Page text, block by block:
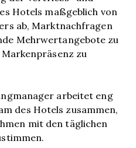
Hotels maßgeblich von
ab, Marktnachfragen
Mehrwertangebote zu
zu
arbeitet eng
des Hotels zusammen,
mit den täglichen